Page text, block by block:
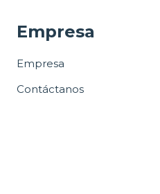
Empresa
Empresa
Contáctanos